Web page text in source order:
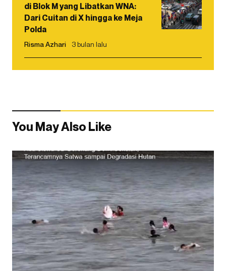
di Blok M yang Libatkan WNA:
Dari Cuitan di X hingga ke Meja
Polda
Risma Azhari 3 bulan lalu
You May Also Like